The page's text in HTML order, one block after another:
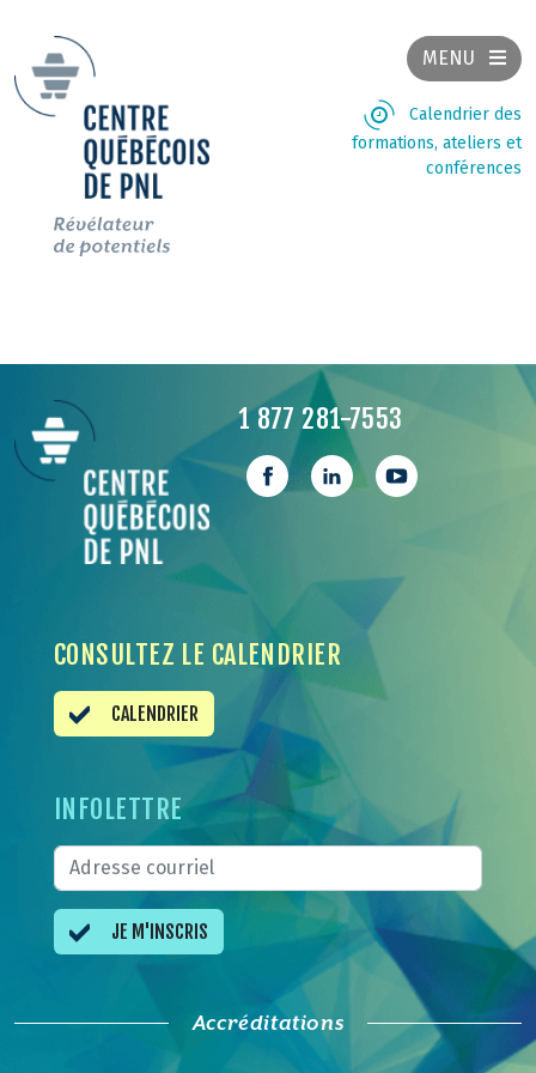
MENU
Calendrier des
formations, ateliers et
conférences
1 877 281-7553
CONSULTEZ LE CALENDRIER
CALENDRIER
INFOLETTRE
JE M'INSCRIS
Accréditations